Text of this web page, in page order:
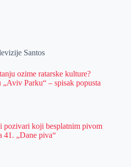
Santos
ozime ratarske kulture?
„Aviv Parku“ – spisak popusta
pozivari koji besplatnim pivom
41. „Dane piva“